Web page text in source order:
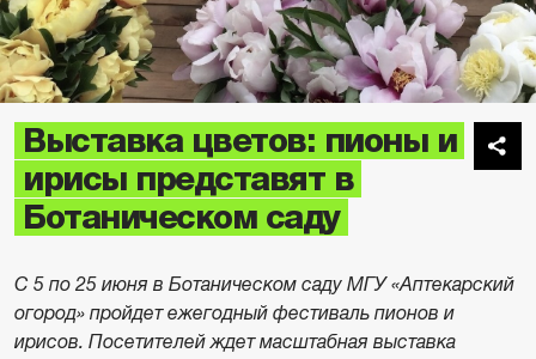
Выставка цветов: пионы и
ирисы представят в
Ботаническом саду
С 5 по 25 июня в Ботаническом саду МГУ «Аптекарский
огород» пройдет ежегодный фестиваль пионов и
ирисов. Посетителей ждет масштабная выставка